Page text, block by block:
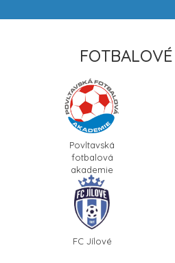
Povltavská
fotbalová
akademie
FC Jílové